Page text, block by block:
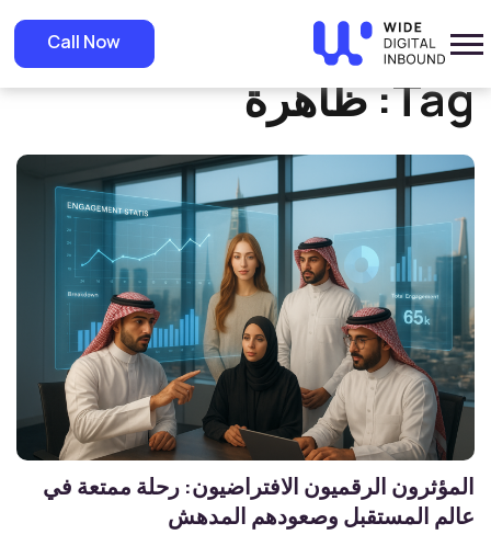
Call Now Home
» ظاهرة
Tag: ظاهرة
المؤثرون الرقميون الافتراضيون: رحلة ممتعة في
عالم المستقبل وصعودهم المدهش